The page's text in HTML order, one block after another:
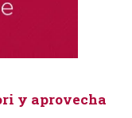
y aprovecha